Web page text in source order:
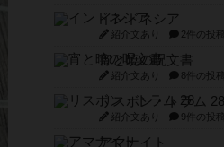
インドネシア
紹介文あり 2件の投稿
宵と暁の呪文書
紹介文あり 8件の投稿
リスボン・トラム 28
紹介文あり 9件の投稿
アマナイト